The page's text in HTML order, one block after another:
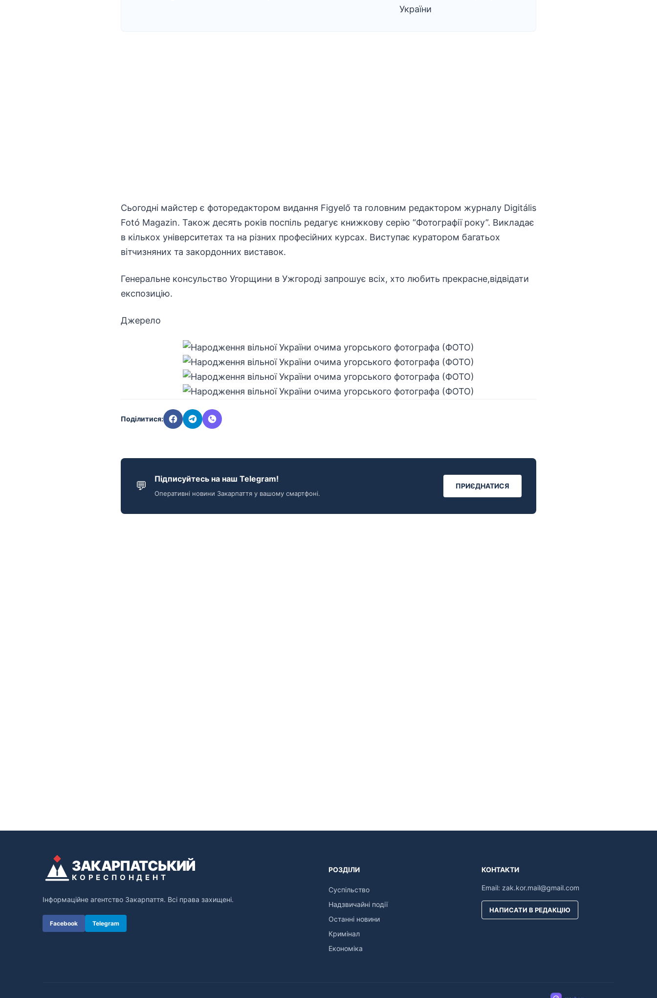
України
Сьогодні майстер є фоторедактором видання Figyelő та головним редактором журналу Digitális
Fotó Magazin. Також десять років поспіль редагує книжкову серію “Фотографії року”. Викладає
в кількох університетах та на різних професійних курсах. Виступає куратором багатьох
вітчизняних та закордонних виставок.
Генеральне консульство Угорщини в Ужгороді запрошує всіх, хто любить прекрасне,відвідати
експозицію.
Джерело
Поділитися:
💬 Підписуйтесь на наш Telegram!
Оперативні новини Закарпаття у вашому смартфоні.
ПРИЄДНАТИСЯ
ЗАКАРПАТСЬКИЙ
КОРЕСПОНДЕНТ
Інформаційне агентство Закарпаття. Всі права захищені.
Facebook Telegram
РОЗДІЛИ
Суспільство
Надзвичайні події
Останні новини
Кримінал
Економіка
КОНТАКТИ
Email: zak.kor.mail@gmail.com
НАПИСАТИ В РЕДАКЦІЮ